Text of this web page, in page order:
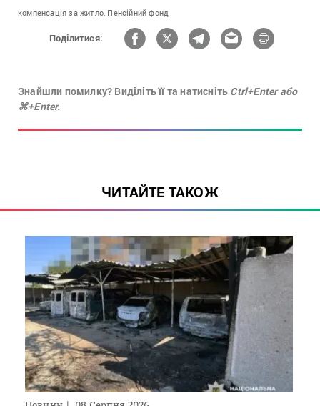
компенсація за житло, Пенсійний фонд
Поділитися:
Знайшли помилку? Виділіть її та натисніть Ctrl+Enter або
⌘+Enter.
ЧИТАЙТЕ ТАКОЖ